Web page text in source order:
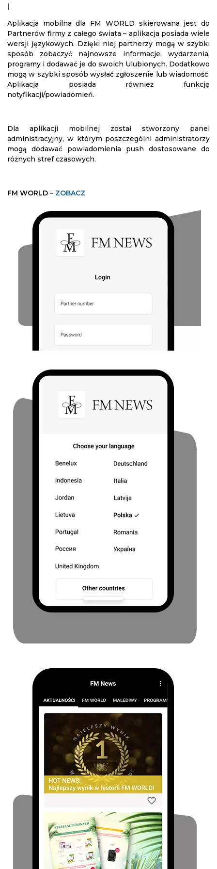
Aplikacja mobilna dla FM WORLD skierowana jest do
Partnerów firmy z całego świata – aplikacja posiada wiele
wersji językowych. Dzięki niej partnerzy mogą w szybki
sposób zobaczyć najnowsze informacje, wydarzenia,
programy i dodawać je do swoich Ulubionych. Dodatkowo
mogą w szybki sposób wysłać zgłoszenie lub wiadomość.
Aplikacja posiada również funkcję
notyfikacji/powiadomień.
Dla aplikacji mobilnej został stworzony panel
administracyjny, w którym poszczególni administratorzy
mogą dodawać powiadomienia push dostosowane do
różnych stref czasowych.
FM WORLD – ZOBACZ